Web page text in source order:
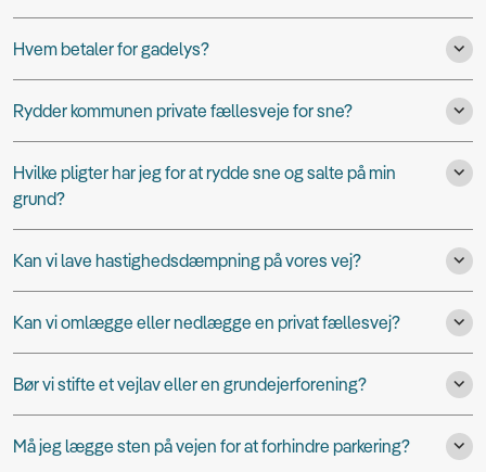
Hvem betaler for gadelys?
Rydder kommunen private fællesveje for sne?
Hvilke pligter har jeg for at rydde sne og salte på min
grund?
Kan vi lave hastighedsdæmpning på vores vej?
Kan vi omlægge eller nedlægge en privat fællesvej?
Bør vi stifte et vejlav eller en grundejerforening?
Må jeg lægge sten på vejen for at forhindre parkering?